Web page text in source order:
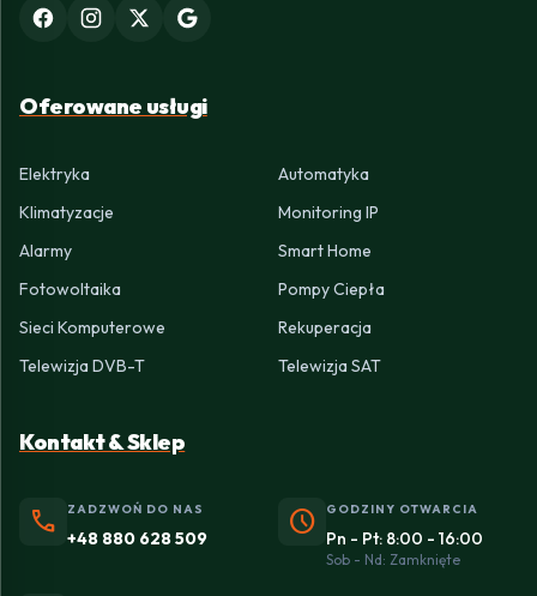
Oferowane usługi
Elektryka
Automatyka
Klimatyzacje
Monitoring IP
Alarmy
Smart Home
Fotowoltaika
Pompy Ciepła
Sieci Komputerowe
Rekuperacja
Telewizja DVB-T
Telewizja SAT
Kontakt & Sklep
phone ZADZWOŃ DO NAS
+48 880 628 509 schedule GODZINY OTWARCIA
Pn - Pt: 8:00 - 16:00
Sob - Nd: Zamknięte